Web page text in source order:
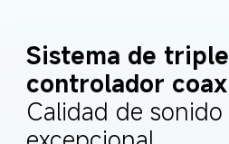
Sistema de triple
controlador
Calidad de sonido